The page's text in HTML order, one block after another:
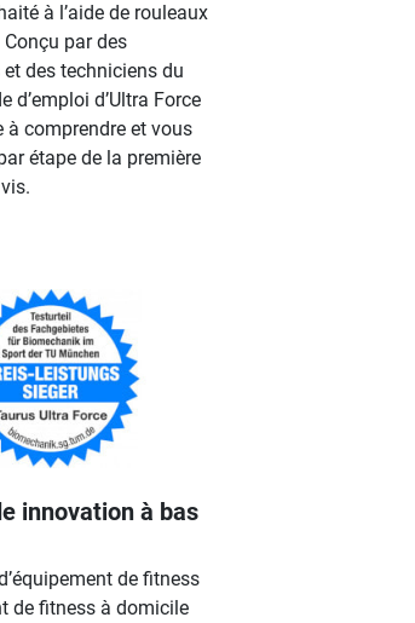
à l’aide de rouleaux
par des
des techniciens du
d’emploi d’Ultra Force
à comprendre et vous
étape de la première
innovation à bas
de fitness
de fitness à domicile